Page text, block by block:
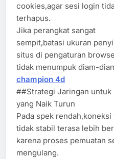
cookies,agar sesi login
terhapus.
Jika perangkat sangat
sempit,batasi ukuran
situs di pengaturan
tidak menumpuk diam-
champion 4d
##Strategi Jaringan untuk
yang Naik Turun
Pada spek rendah,koneksi
tidak stabil terasa lebih
karena proses pemuatan
mengulang.